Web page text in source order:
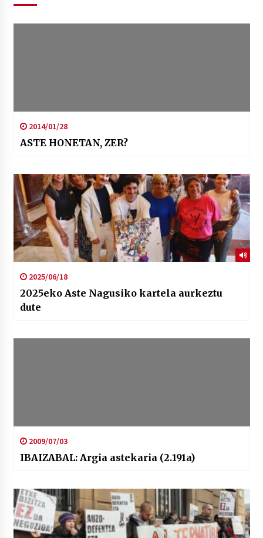
2014/01/28
ASTE HONETAN, ZER?
2025/06/18
2025eko Aste Nagusiko kartela aurkeztu
dute
2009/07/03
IBAIZABAL: Argia astekaria (2.191a)